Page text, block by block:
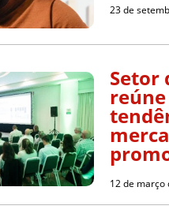
23 de
Setor
12 de março